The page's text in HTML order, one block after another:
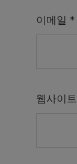
이메일 *
웹사이트